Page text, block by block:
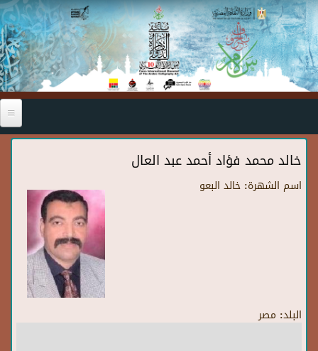
Skip to main content
خالد محمد فؤاد أحمد عبد العال
اسم الشهرة: خالد البعو
البلد: مصر